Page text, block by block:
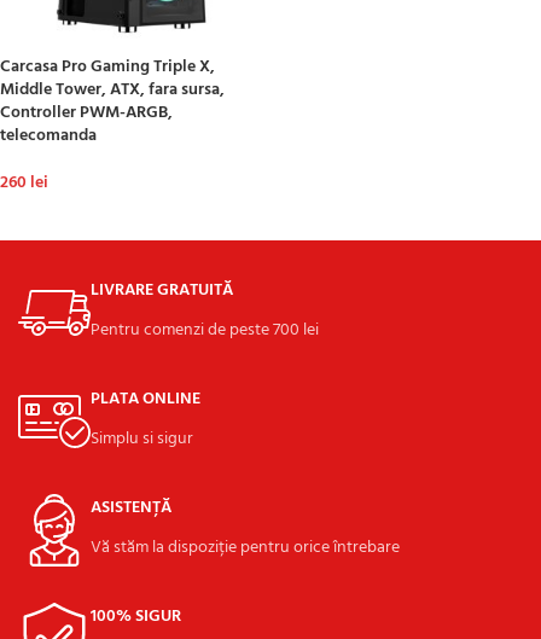
Carcasa Pro Gaming Triple X,
Middle Tower, ATX, fara sursa,
Controller PWM-ARGB,
telecomanda
260 lei
LIVRARE GRATUITĂ
Pentru comenzi de peste 700 lei
PLATA ONLINE
Simplu si sigur
ASISTENȚĂ
Vă stăm la dispoziție pentru orice întrebare
100% SIGUR